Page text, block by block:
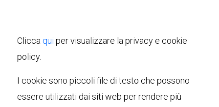
Clicca qui per visualizzare la privacy e cookie
policy.
I cookie sono piccoli file di testo che possono
essere utilizzati dai siti web per rendere più